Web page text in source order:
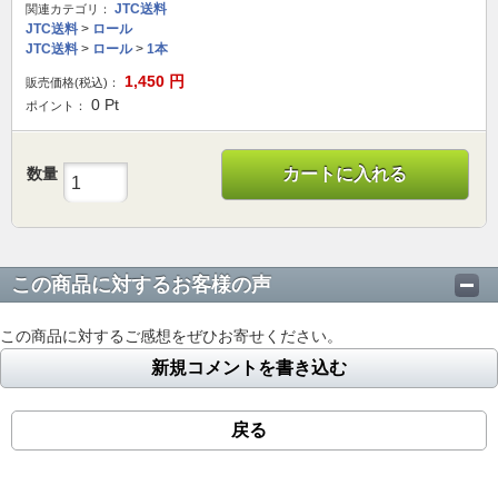
関連カテゴリ：
JTC送料
JTC送料 > ロール
JTC送料 > ロール> 1本
販売価格(税込)： 1,450 円
ポイント： 0 Pt
数量 カートに入れる
この商品に対するお客様の声
この商品に対するご感想をぜひお寄せください。
新規コメントを書き込む
戻る